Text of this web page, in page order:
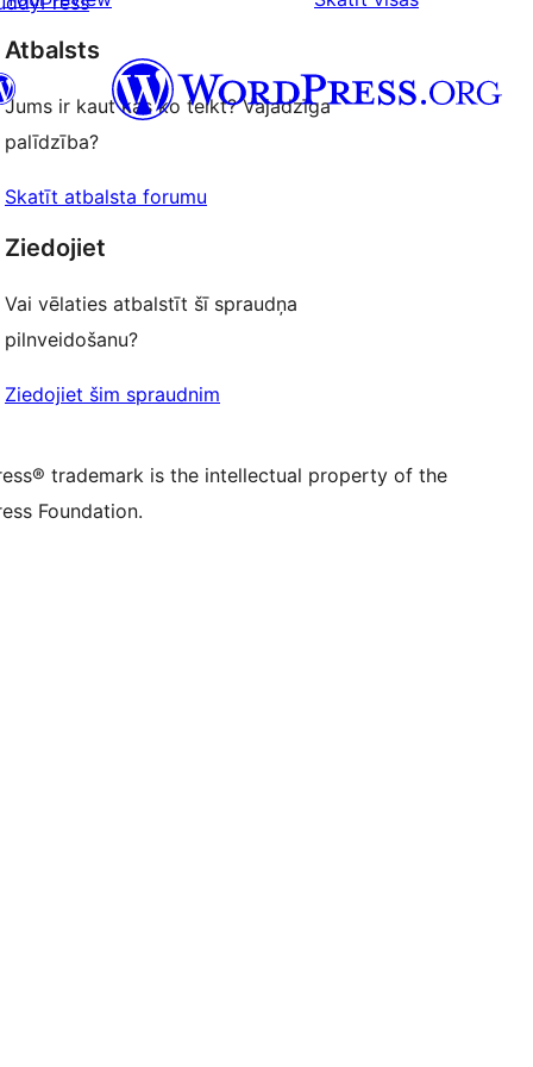
Atbalsts
Jums ir kaut kas ko teikt? Vajadzīga
palīdzība?
Skatīt atbalsta forumu
Ziedojiet
Vai vēlaties atbalstīt šī spraudņa
pilnveidošanu?
Ziedojiet šim spraudnim
Bluesky kontu
kontu
kontu
kontu
kanālukontu
trademark is the intellectual property of the
Foundation.